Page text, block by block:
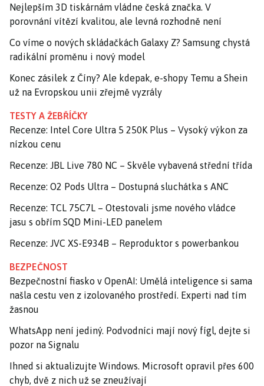
Nejlepším 3D tiskárnám vládne česká značka. V
porovnání vítězí kvalitou, ale levná rozhodně není
Co víme o nových skládačkách Galaxy Z? Samsung chystá
radikální proměnu i nový model
Konec zásilek z Číny? Ale kdepak, e-shopy Temu a Shein
už na Evropskou unii zřejmě vyzrály
TESTY A ŽEBŘÍČKY
Recenze: Intel Core Ultra 5 250K Plus – Vysoký výkon za
nízkou cenu
Recenze: JBL Live 780 NC – Skvěle vybavená střední třída
Recenze: O2 Pods Ultra – Dostupná sluchátka s ANC
Recenze: TCL 75C7L – Otestovali jsme nového vládce
jasu s obřím SQD Mini-LED panelem
Recenze: JVC XS-E934B – Reproduktor s powerbankou
BEZPEČNOST
Bezpečnostní fiasko v OpenAI: Umělá inteligence si sama
našla cestu ven z izolovaného prostředí. Experti nad tím
žasnou
WhatsApp není jediný. Podvodníci mají nový fígl, dejte si
pozor na Signalu
Ihned si aktualizujte Windows. Microsoft opravil přes 600
chyb, dvě z nich už se zneužívají